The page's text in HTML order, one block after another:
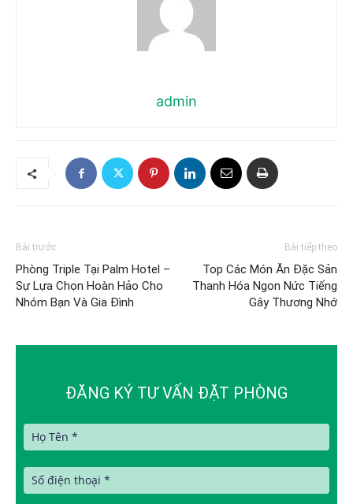
admin
Bài trước
Phòng Triple Tại Palm Hotel –
Sự Lựa Chọn Hoàn Hảo Cho
Nhóm Bạn Và Gia Đình
Bài tiếp theo
Top Các Món Ăn Đặc Sản
Thanh Hóa Ngon Nức Tiếng
Gây Thương Nhớ
ĐĂNG KÝ TƯ VẤN ĐẶT PHÒNG